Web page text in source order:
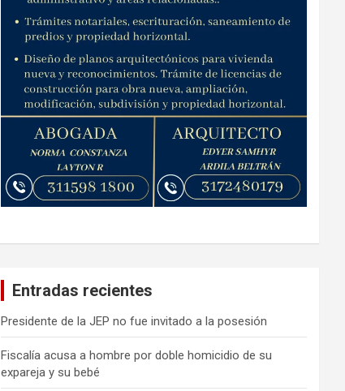
Entradas recientes
Presidente de la JEP no fue invitado a la posesión
Fiscalía acusa a hombre por doble homicidio de su
expareja y su bebé